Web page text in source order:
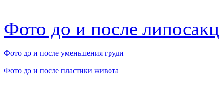
Фото до и после
Фото до и после уменьшения груди
Фото до и после пластики живота